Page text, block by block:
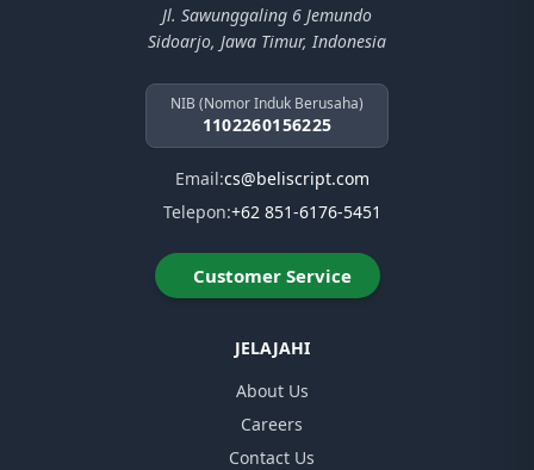
Jl. Sawunggaling 6 Jemundo
Sidoarjo, Jawa Timur, Indonesia
NIB (Nomor Induk Berusaha)
1102260156225
Email:cs@beliscript.com
Telepon:+62 851-6176-5451
Customer Service
JELAJAHI
About Us
Careers
Contact Us